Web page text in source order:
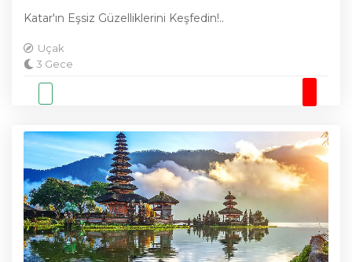
Katar'ın Eşsiz Güzelliklerini Keşfedin!..
Uçak
3 Gece